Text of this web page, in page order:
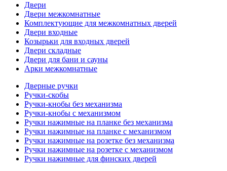
Двери
Двери межкомнатные
Комплектующие для межкомнатных дверей
Двери входные
Козырьки для входных дверей
Двери складные
Двери для бани и сауны
Арки межкомнатные
Дверные ручки
Ручки-скобы
Ручки-кнобы без механизма
Ручки-кнобы с механизмом
Ручки нажимные на планке без механизма
Ручки нажимные на планке с механизмом
Ручки нажимные на розетке без механизма
Ручки нажимные на розетке с механизмом
Ручки нажимные для финских дверей